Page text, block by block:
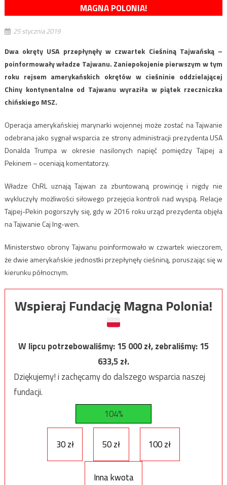
MAGNA POLONIA!
25 stycznia 2019
Dwa okręty USA przepłynęły w czwartek Cieśniną Tajwańską –
poinformowały władze Tajwanu. Zaniepokojenie pierwszym w tym
roku rejsem amerykańskich okrętów w cieśninie oddzielającej
Chiny kontynentalne od Tajwanu wyraziła w piątek rzeczniczka
chińskiego MSZ.
Operacja amerykańskiej marynarki wojennej może zostać na Tajwanie
odebrana jako sygnał wsparcia ze strony administracji prezydenta USA
Donalda Trumpa w okresie nasilonych napięć pomiędzy Tajpej a
Pekinem – oceniają komentatorzy.
Władze ChRL uznają Tajwan za zbuntowaną prowincję i nigdy nie
wykluczyły możliwości siłowego przejęcia kontroli nad wyspą. Relacje
Tajpej-Pekin pogorszyły się, gdy w 2016 roku urząd prezydenta objęła
na Tajwanie Caj Ing-wen.
Ministerstwo obrony Tajwanu poinformowało w czwartek wieczorem,
że dwie amerykańskie jednostki przepłynęły cieśniną, poruszając się w
kierunku północnym.
Wspieraj Fundację Magna Polonia!
W lipcu potrzebowaliśmy:15 000zł, zebraliśmy:15
633,5zł.
Dziękujemy! i zachęcamy do dalszego wsparcia naszej
fundacji.
104%
30 zł 50 zł 100 zł
Inna kwota